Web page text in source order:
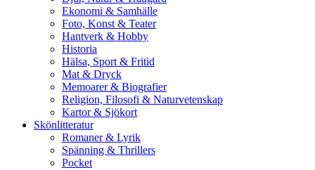
Ekonomi & Samhälle
Foto, Konst & Teater
Hantverk & Hobby
Historia
Hälsa, Sport & Fritid
Mat & Dryck
Memoarer & Biografier
Religion, Filosofi & Naturvetenskap
Kartor & Sjökort
Skönlitteratur
Romaner & Lyrik
Spänning & Thrillers
Pocket